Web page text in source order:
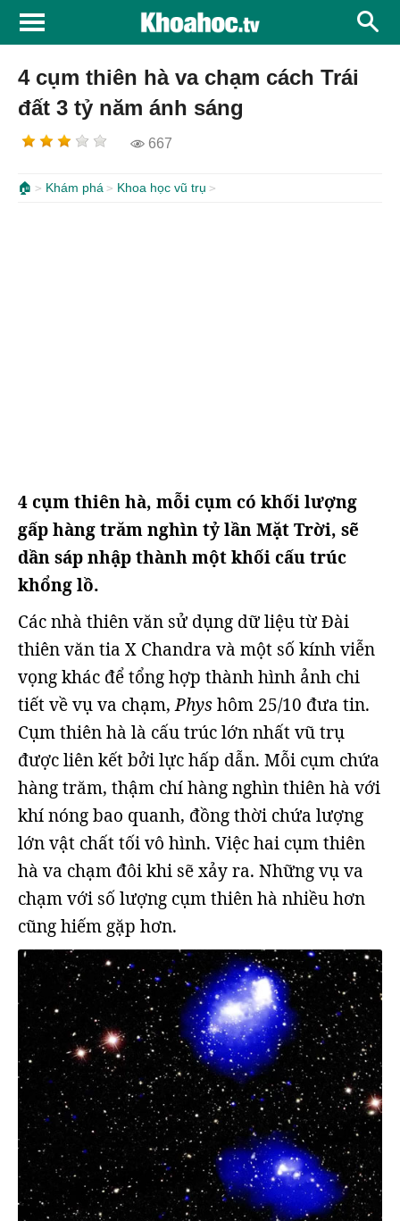
4 cụm thiên hà va chạm cách Trái
đất 3 tỷ năm ánh sáng
667
🏠 Khám phá Khoa học vũ trụ
4 cụm thiên hà, mỗi cụm có khối lượng
gấp hàng trăm nghìn tỷ lần Mặt Trời, sẽ
dần sáp nhập thành một khối cấu trúc
khổng lồ.
Các nhà thiên văn sử dụng dữ liệu từ Đài
thiên văn tia X Chandra và một số kính viễn
vọng khác để tổng hợp thành hình ảnh chi
tiết về vụ va chạm,Physhôm 25/10 đưa tin.
Cụm thiên hà là cấu trúc lớn nhất vũ trụ
được liên kết bởi lực hấp dẫn. Mỗi cụm chứa
hàng trăm, thậm chí hàng nghìn thiên hà với
khí nóng bao quanh, đồng thời chứa lượng
lớn vật chất tối vô hình. Việc hai cụm thiên
hà va chạm đôi khi sẽ xảy ra. Những vụ va
chạm với số lượng cụm thiên hà nhiều hơn
cũng hiếm gặp hơn.